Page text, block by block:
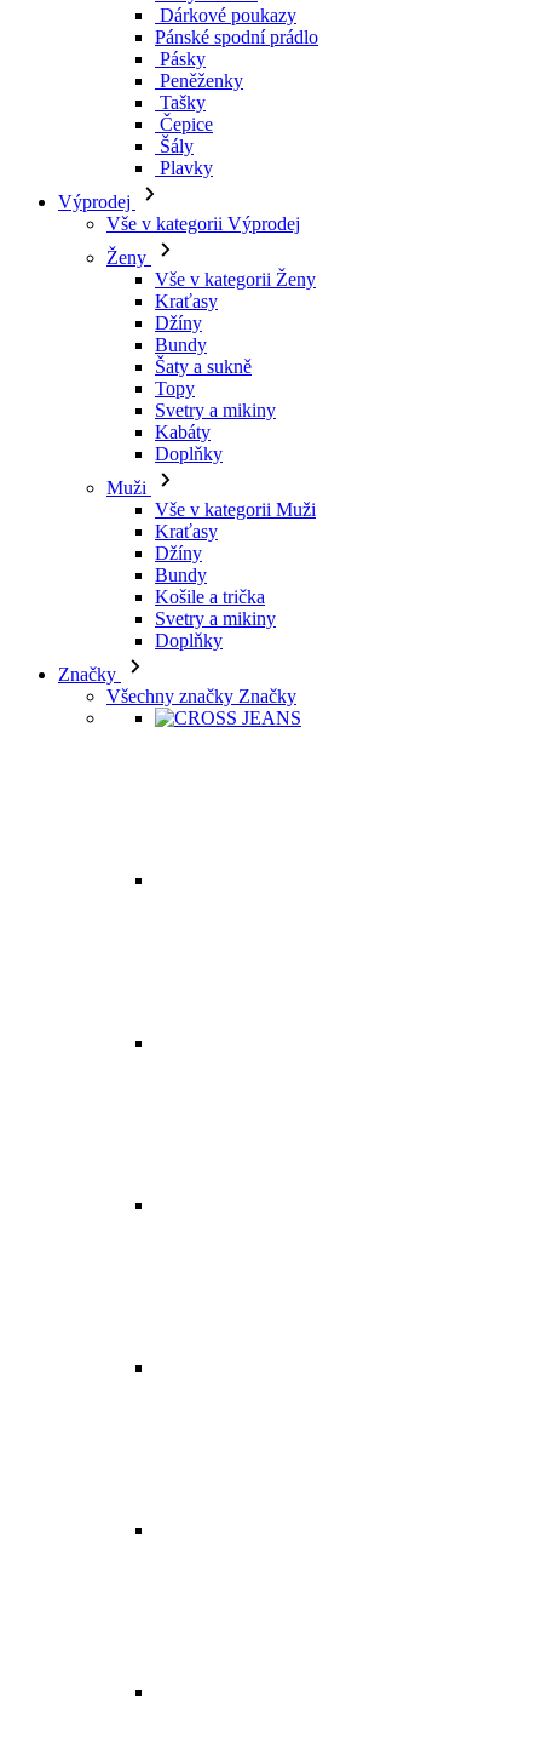
Dárkové poukazy
Pánské spodní prádlo
Pásky
Peněženky
Tašky
Čepice
Šály
Plavky
Výprodej
Vše v kategorii Výprodej
Ženy
Vše v kategorii Ženy
Kraťasy
Džíny
Bundy
Šaty a sukně
Topy
Svetry a mikiny
Kabáty
Doplňky
Muži
Vše v kategorii Muži
Kraťasy
Džíny
Bundy
Košile a trička
Svetry a mikiny
Doplňky
Značky
Všechny značky Značky